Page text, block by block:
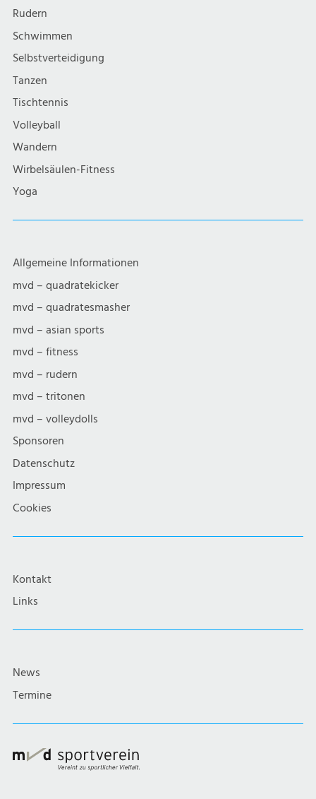
Rudern
Schwimmen
Selbstverteidigung
Tanzen
Tischtennis
Volleyball
Wandern
Wirbelsäulen-Fitness
Yoga
Allgemeine Informationen
mvd – quadratekicker
mvd – quadratesmasher
mvd – asian sports
mvd – fitness
mvd – rudern
mvd – tritonen
mvd – volleydolls
Sponsoren
Datenschutz
Impressum
Cookies
Kontakt
Links
News
Termine